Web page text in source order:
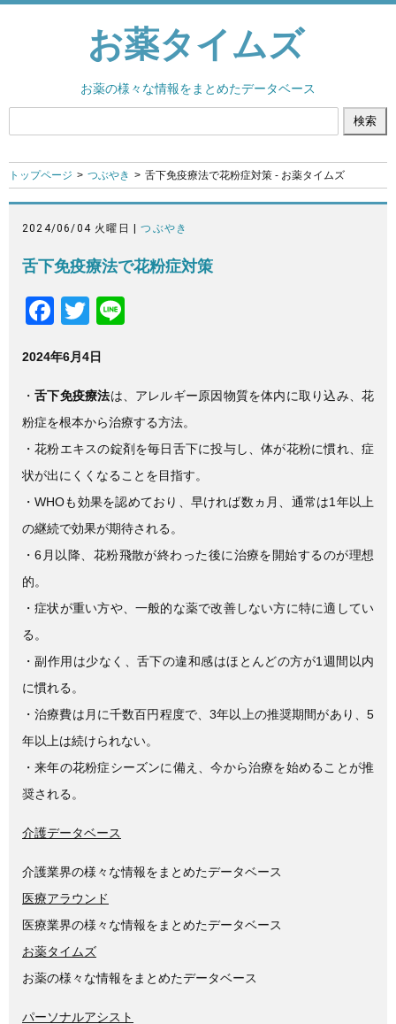
お薬タイムズ
お薬の様々な情報をまとめたデータベース
トップページ つぶやき 舌下免疫療法で花粉症対策 - お薬タイムズ
2024/06/04 火曜日 |つぶやき
舌下免疫療法で花粉症対策
F
c
e
b
o
o
k
T
tt
er
2024年6月4日
・舌下免疫療法は、アレルギー原因物質を体内に取り込み、花
粉症を根本から治療する方法。
・花粉エキスの錠剤を毎日舌下に投与し、体が花粉に慣れ、症
状が出にくくなることを目指す。
・WHOも効果を認めており、早ければ数ヵ月、通常は1年以上
の継続で効果が期待される。
・6月以降、花粉飛散が終わった後に治療を開始するのが理想
的。
・症状が重い方や、一般的な薬で改善しない方に特に適してい
る。
・副作用は少なく、舌下の違和感はほとんどの方が1週間以内
に慣れる。
・治療費は月に千数百円程度で、3年以上の推奨期間があり、5
年以上は続けられない。
・来年の花粉症シーズンに備え、今から治療を始めることが推
奨される。
介護データベース
介護業界の様々な情報をまとめたデータベース
医療アラウンド
医療業界の様々な情報をまとめたデータベース
お薬タイムズ
お薬の様々な情報をまとめたデータベース
パーソナルアシスト